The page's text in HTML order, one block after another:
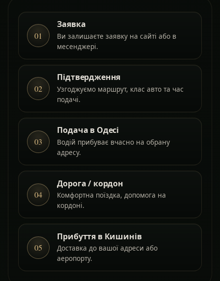
01
Заявка
Ви залишаєте заявку на сайті або в
месенджері.
02
Підтвердження
Узгоджуємо маршрут, клас авто та час
подачі.
03
Подача в Одесі
Водій прибуває вчасно на обрану
адресу.
04
Дорога / кордон
Комфортна поїздка, допомога на
кордоні.
05
Прибуття в Кишинів
Доставка до вашої адреси або
аеропорту.